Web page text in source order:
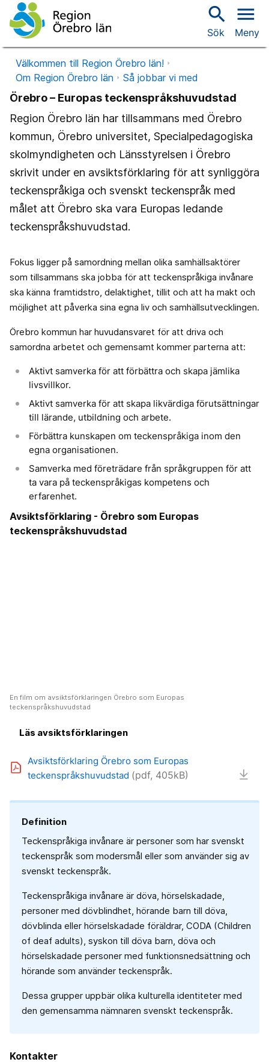
search
Sök
menu
Meny
Välkommen till Region Örebro län!
Om Region Örebro län
Så jobbar vi med
Örebro – Europas teckenspråkshuvudstad
Region Örebro län har tillsammans med Örebro
kommun, Örebro universitet, Specialpedagogiska
skolmyndigheten och Länsstyrelsen i Örebro
skrivit under en avsiktsförklaring för att synliggöra
teckenspråkiga och svenskt teckenspråk med
målet att Örebro ska vara Europas ledande
teckenspråkshuvudstad.
Fokus ligger på samordning mellan olika samhällsaktörer
som tillsammans ska jobba för att teckenspråkiga invånare
ska känna framtidstro, delaktighet, tillit och att ha makt och
möjlighet att påverka sina egna liv och samhällsutvecklingen.
Örebro kommun har huvudansvaret för att driva och
samordna arbetet och gemensamt kommer parterna att:
Aktivt samverka för att förbättra och skapa jämlika
livsvillkor.
Aktivt samverka för att skapa likvärdiga förutsättningar
till lärande, utbildning och arbete.
Förbättra kunskapen om teckenspråkiga inom den
egna organisationen.
Samverka med företrädare från språkgruppen för att
ta vara på teckenspråkigas kompetens och
erfarenhet.
Avsiktsförklaring - Örebro som Europas
teckenspråkshuvudstad
En film om avsiktsförklaringen Örebro som Europas
teckenspråkshuvudstad
Läs avsiktsförklaringen
Avsiktsförklaring Örebro som Europas
teckenspråkshuvudstad (pdf, 405kB)
Definition
Teckenspråkiga invånare är personer som har svenskt
teckenspråk som modersmål eller som använder sig av
svenskt teckenspråk.
Teckenspråkiga invånare är döva, hörselskadade,
personer med dövblindhet, hörande barn till döva,
dövblinda eller hörselskadade föräldrar, CODA (Children
of deaf adults), syskon till döva barn, döva och
hörselskadade personer med funktionsnedsättning och
hörande som använder teckenspråk.
Dessa grupper uppbär olika kulturella identiteter med
den gemensamma nämnaren svenskt teckenspråk.
Kontakter